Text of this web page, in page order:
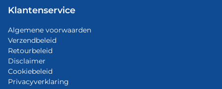
Klantenservice
Algemene voorwaarden
Verzendbeleid
Retourbeleid
Disclaimer
Cookiebeleid
Privacyverklaring